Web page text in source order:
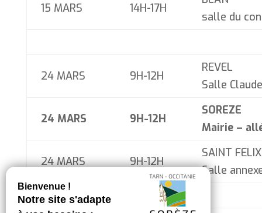
15 MARS 14H-17H
salle du
24 MARS 9H-12H
REVEL
Salle
24 MARS 9H-12H
SOREZE
Mairie –
24 MARS 9H-12H
SAINT
Salle